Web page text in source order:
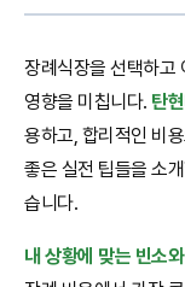
장례식장을 선택하고
영향을 미칩니다. 탄
용하고, 합리적인 비
좋은 실전 팁들을 소
습니다.
내 상황에 맞는 빈소